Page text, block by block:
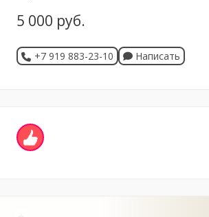
5 000 руб.
+7 919 883-23-10 Написать